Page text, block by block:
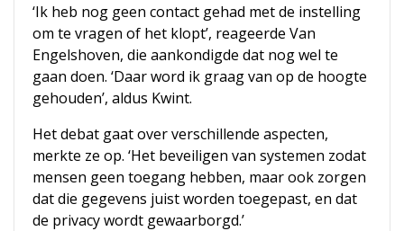
‘Ik heb nog geen contact gehad met de instelling
om te vragen of het klopt’, reageerde Van
Engelshoven, die aankondigde dat nog wel te
gaan doen. ‘Daar word ik graag van op de hoogte
gehouden’, aldus Kwint.
Het debat gaat over verschillende aspecten,
merkte ze op. ‘Het beveiligen van systemen zodat
mensen geen toegang hebben, maar ook zorgen
dat die gegevens juist worden toegepast, en dat
de privacy wordt gewaarborgd.’